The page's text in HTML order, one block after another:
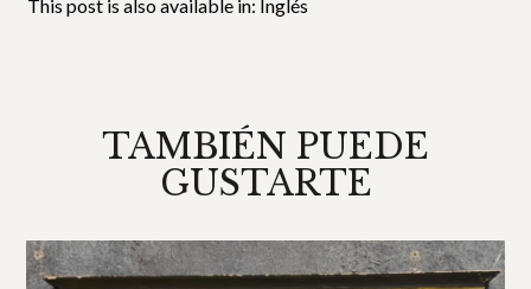
This post is also available in: Inglés
TAMBIÉN PUEDE
GUSTARTE